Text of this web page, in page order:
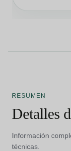
RESUMEN
Detalles
Información
técnicas.